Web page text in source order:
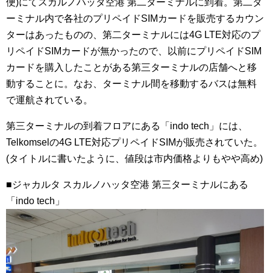
便)にてスカルノハッタ空港 第二ターミナルに到着。第二タ
ーミナル内で各社のプリペイドSIMカードを販売するカウン
ターはあったものの、第二ターミナルには4G LTE対応のプ
リペイドSIMカードが無かったので、以前にプリペイドSIM
カードを購入したことがある第三ターミナルの店舗へと移
動することに。なお、ターミナル間を移動するバスは無料
で運航されている。
第三ターミナルの到着フロアにある「indo tech」には、
Telkomselの4G LTE対応プリペイドSIMが販売されていた。
(タイトルに書いたように、値段は市内価格よりもやや高め)
■ジャカルタ スカルノハッタ空港 第三ターミナルにある
「indo tech」